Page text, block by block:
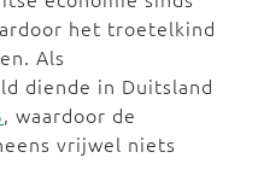
het troetelkind
Als
diende in Duitsland
, waardoor de
vrijwel niets